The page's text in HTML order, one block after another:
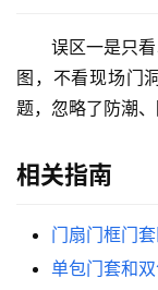
卧
门
卫
误区一是只
图，不看现场门
题，忽略了防潮
相关指南
门扇门框门套
单包门套和